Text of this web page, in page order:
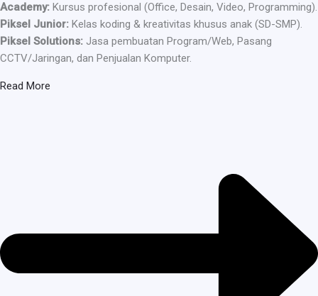
Academy: Kursus profesional (Office, Desain, Video, Programming).
Piksel Junior: Kelas koding & kreativitas khusus anak (SD-SMP).
Piksel Solutions: Jasa pembuatan Program/Web, Pasang
CCTV/Jaringan, dan Penjualan Komputer.
Read More